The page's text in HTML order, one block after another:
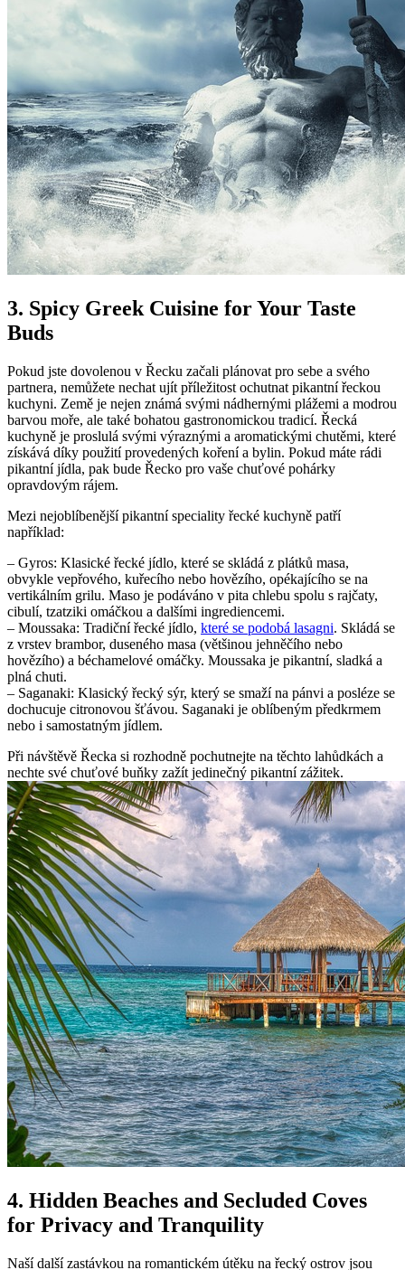
3. Spicy Greek Cuisine for Your Taste
Buds
Pokud jste dovolenou v Řecku začali plánovat pro sebe a svého
partnera, nemůžete nechat ujít příležitost ochutnat pikantní řeckou
kuchyni. Země je nejen známá svými nádhernými plážemi a modrou
barvou moře, ale také bohatou gastronomickou tradicí. Řecká
kuchyně je proslulá svými výraznými a aromatickými chutěmi, které
získává díky použití provedených koření a bylin. Pokud máte rádi
pikantní jídla, pak bude Řecko pro vaše chuťové pohárky
opravdovým rájem.
Mezi nejoblíbenější pikantní speciality řecké kuchyně patří
například:
– Gyros: Klasické řecké jídlo, které se skládá z plátků masa,
obvykle vepřového, kuřecího nebo hovězího, opékajícího se na
vertikálním grilu. Maso je podáváno v pita chlebu spolu s rajčaty,
cibulí, tzatziki omáčkou a dalšími ingrediencemi.
– Moussaka: Tradiční řecké jídlo, které se podobá lasagni. Skládá se
z vrstev brambor, duseného masa (většinou jehněčího nebo
hovězího) a béchamelové omáčky. Moussaka je pikantní, sladká a
plná chuti.
– Saganaki: Klasický řecký sýr, který se smaží na pánvi a posléze se
dochucuje citronovou šťávou. Saganaki je oblíbeným předkrmem
nebo i samostatným jídlem.
Při návštěvě Řecka si rozhodně pochutnejte na těchto lahůdkách a
nechte své chuťové buňky zažít jedinečný pikantní zážitek.
4. Hidden Beaches and Secluded Coves
for Privacy and Tranquility
Naší další zastávkou na romantickém útěku na řecký ostrov jsou